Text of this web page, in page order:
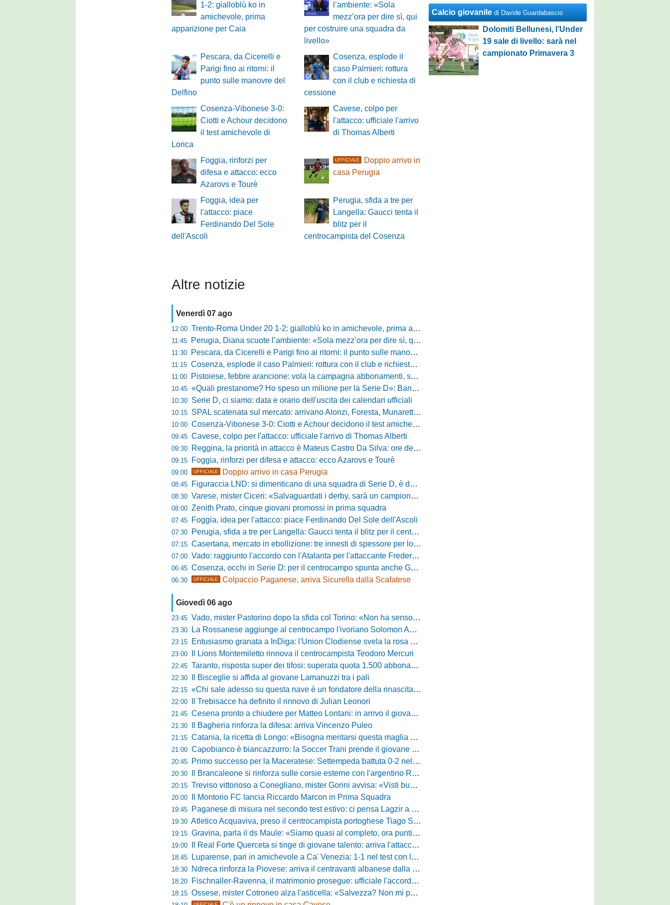
1-2: gialloblù ko in
amichevole, prima
apparizione per Caia
l’ambiente: «Sola
mezz’ora per dire sì, qui
per costruire una squadra da
livello»
Pescara, da Cicerelli e
Parigi fino ai ritorni: il
punto sulle manovre del
Delfino
Cosenza, esplode il
caso Palmieri: rottura
con il club e richiesta di
cessione
Cosenza-Vibonese 3-0:
Ciotti e Achour decidono
il test amichevole di
Lorica
Cavese, colpo per
l'attacco: ufficiale l'arrivo
di Thomas Alberti
Foggia, rinforzi per
difesa e attacco: ecco
Azarovs e Tourè
UFFICIALE
Doppio arrivo in
casa Perugia
Foggia, idea per
l'attacco: piace
Ferdinando Del Sole
dell'Ascoli
Perugia, sfida a tre per
Langella: Gaucci tenta il
blitz per il
centrocampista del Cosenza
Altre notizie
Venerdì 07 ago
12:00 Trento-Roma Under 20 1-2: gialloblù ko in amichevole, prima apparizione per Caia
11:45 Perugia, Diana scuote l’ambiente: «Sola mezz’ora per dire sì, qui per costruire una squadra da livello»
11:30 Pescara, da Cicerelli e Parigi fino ai ritorni: il punto sulle manovre del Delfino
11:15 Cosenza, esplode il caso Palmieri: rottura con il club e richiesta di cessione
11:00 Pistoiese, febbre arancione: vola la campagna abbonamenti, superata quota 750 tessere
10:45 «Quali prestanome? Ho speso un milione per la Serie D»: Bandecchi rompe il silenzio sul futuro della Ternana
10:30 Serie D, ci siamo: data e orario dell'uscita dei calendari ufficiali
10:15 SPAL scatenata sul mercato: arrivano Alonzi, Foresta, Munaretto e Tobia
10:00 Cosenza-Vibonese 3-0: Ciotti e Achour decidono il test amichevole di Lorica
09:45 Cavese, colpo per l'attacco: ufficiale l'arrivo di Thomas Alberti
09:30 Reggina, la priorità in attacco è Mateus Castro Da Silva: ore decisive per la fumata bianca
09:15 Foggia, rinforzi per difesa e attacco: ecco Azarovs e Tourè
09:00 UFFICIALE Doppio arrivo in casa Perugia
08:45 Figuraccia LND: si dimenticano di una squadra di Serie D, è da rifare il programma Coppa Italia
08:30 Varese, mister Ciceri: «Salvaguardati i derby, sarà un campionato avvincente»
08:00 Zenith Prato, cinque giovani promossi in prima squadra
07:45 Foggia, idea per l'attacco: piace Ferdinando Del Sole dell'Ascoli
07:30 Perugia, sfida a tre per Langella: Gaucci tenta il blitz per il centrocampista del Cosenza
07:15 Casertana, mercato in ebollizione: tre innesti di spessore per lo scacchiere di Vinicio Espinal
07:00 Vado: raggiunto l'accordo con l'Atalanta per l'attaccante Frederick Samuel Ndongue
06:45 Cosenza, occhi in Serie D: per il centrocampo spunta anche Gerardo Di Gilio
06:30 UFFICIALE Colpaccio Paganese, arriva Sicurella dalla Scafatese
Giovedì 06 ago
23:45 Vado, mister Pastorino dopo la sfida col Torino: «Non ha senso chiudersi e fare le barricate»
23:30 La Rossanese aggiunge al centrocampo l'ivoriano Solomon Andrews Manu
23:15 Entusiasmo granata a InDiga: l'Union Clodiense svela la rosa per la nuova annata
23:00 Il Lions Montemiletto rinnova il centrocampista Teodoro Mercuri
22:45 Taranto, risposta super dei tifosi: superata quota 1.500 abbonamenti
22:30 Il Bisceglie si affida al giovane Lamanuzzi tra i pali
22:15 «Chi sale adesso su questa nave è un fondatore della rinascita»: Davis carica l'ambiente Messina
22:00 Il Trebisacce ha definito il rinnovo di Julian Leonori
21:45 Cesena pronto a chiudere per Matteo Lontani: in arrivo il giovane talento dello Spezia
21:30 Il Bagheria rinforza la difesa: arriva Vincenzo Puleo
21:15 Catania, la ricetta di Longo: «Bisogna meritarsi questa maglia ogni singolo giorno»
21:00 Capobianco è biancazzurro: la Soccer Trani prende il giovane attaccante ex Monopoli
20:45 Primo successo per la Maceratese: Settempeda battuta 0-2 nella ripresa
20:30 Il Brancaleone si rinforza sulle corsie esterne con l'argentino Rotela
20:15 Treviso vittorioso a Conegliano, mister Gorini avvisa: «Visti buoni spunti, ma c'è ancora tanto da lavorare»
20:00 Il Montorio FC lancia Riccardo Marcon in Prima Squadra
19:45 Paganese di misura nel secondo test estivo: ci pensa Lagzir a piegare l'Equipe Campania
19:30 Atletico Acquaviva, preso il centrocampista portoghese Tiago Santos
19:15 Gravina, parla il ds Maule: «Siamo quasi al completo, ora puntiamo sugli esterni d'attacco»
19:00 Il Real Forte Querceta si tinge di giovane talento: arriva l'attaccante Lucchesi
18:45 Luparense, pari in amichevole a Ca' Venezia: 1-1 nel test con la Primavera lagunare
18:30 Ndreca rinforza la Piovese: arriva il centravanti albanese dalla serie D
18:20 Fischnaller-Ravenna, il matrimonio prosegue: ufficiale l'accordo quinquennale per l'attacco
18:15 Ossese, mister Cotroneo alza l'asticella: «Salvezza? Non mi pongo limiti, voglio vincere più partite possibile»
Calcio giovanile di Davide Guardabascio
Dolomiti Bellunesi, l’Under
19 sale di livello: sarà nel
campionato Primavera 3